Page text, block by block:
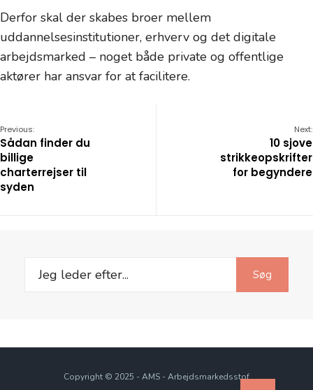
Derfor skal der skabes broer mellem
uddannelsesinstitutioner, erhverv og det digitale
arbejdsmarked – noget både private og offentlige
aktører har ansvar for at facilitere.
Previous:
Sådan finder du
billige
charterrejser til
syden
Next:
10 sjove
strikkeopskrifter
for begyndere
Search
Søg
Copyright © 2025 - AMS - Arbejdsmarkedsstof